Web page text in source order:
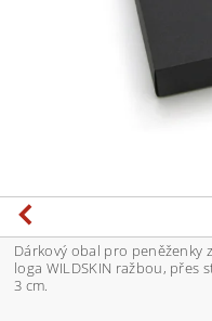
Dárkový obal pro
loga WILDSKIN ražbou, přes
3 cm.